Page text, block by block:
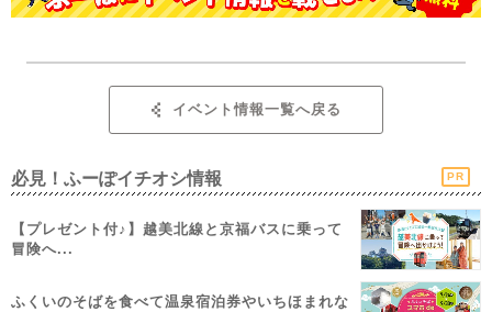
イベント情報一覧へ戻る
必見！ふーぽイチオシ情報 PR
【プレゼント付♪】越美北線と京福バスに乗って
冒険へ...
ふくいのそばを食べて温泉宿泊券やいちほまれな